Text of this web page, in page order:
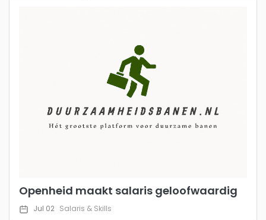
Openheid maakt salaris geloofwaardig
Jul 02 Salaris & Skills